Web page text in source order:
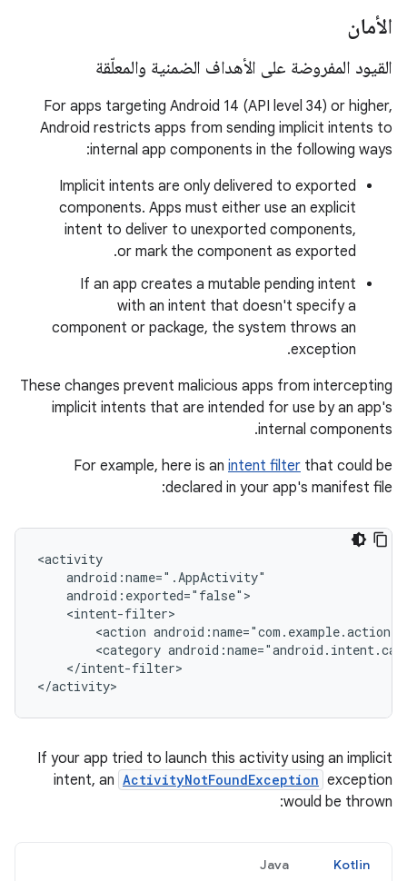
الأمان
القيود المفروضة على الأهداف الضمنية والمعلّقة
For apps targeting Android 14 (API level 34) or higher,
Android restricts apps from sending implicit intents to
internal app components in the following ways:
Implicit intents are only delivered to exported
components. Apps must either use an explicit
intent to deliver to unexported components,
or mark the component as exported.
If an app creates a mutable pending intent
with an intent that doesn't specify a
component or package, the system throws an
exception.
These changes prevent malicious apps from intercepting
implicit intents that are intended for use by an app's
internal components.
For example, here is an intent filter that could be
declared in your app's manifest file:
<action android:name="com.example.action.
<category
</intent-filter>
If your app tried to launch this activity using an implicit
intent, an ActivityNotFoundException exception
would be thrown:
Kotlin
Java